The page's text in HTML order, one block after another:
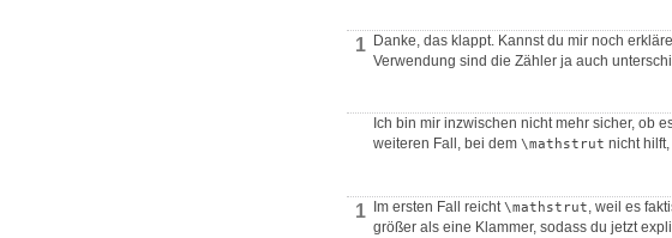
1 Danke, das klappt. Kannst du mir noch
Verwendung sind die Zähler ja auch
Ich bin mir inzwischen nicht mehr sicher, ob
weiteren Fall, bei dem \mathstrut nicht
1 Im ersten Fall reicht\mathstrut, weil es
größer als eine Klammer, sodass du jetzt